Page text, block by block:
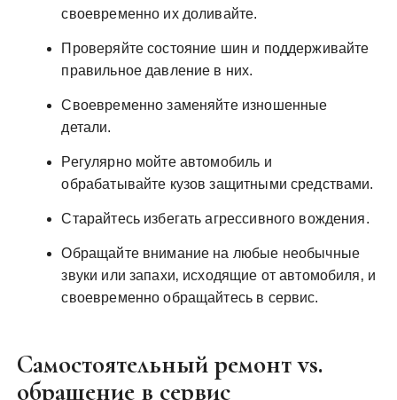
своевременно их доливайте.
Проверяйте состояние шин и поддерживайте
правильное давление в них.
Своевременно заменяйте изношенные
детали.
Регулярно мойте автомобиль и
обрабатывайте кузов защитными средствами.
Старайтесь избегать агрессивного вождения.
Обращайте внимание на любые необычные
звуки или запахи‚ исходящие от автомобиля‚ и
своевременно обращайтесь в сервис.
Самостоятельный ремонт vs.
обращение в сервис